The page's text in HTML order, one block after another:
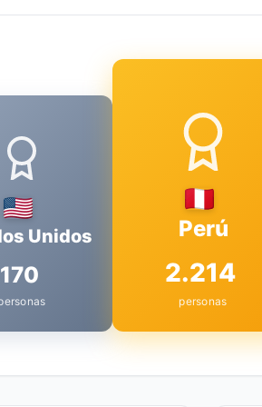
Unidos
170
Perú
2.214
personas